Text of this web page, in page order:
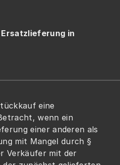
in
eine
wenn ein
einer anderen als
mit Mangel durch §
Verkäufer mit der